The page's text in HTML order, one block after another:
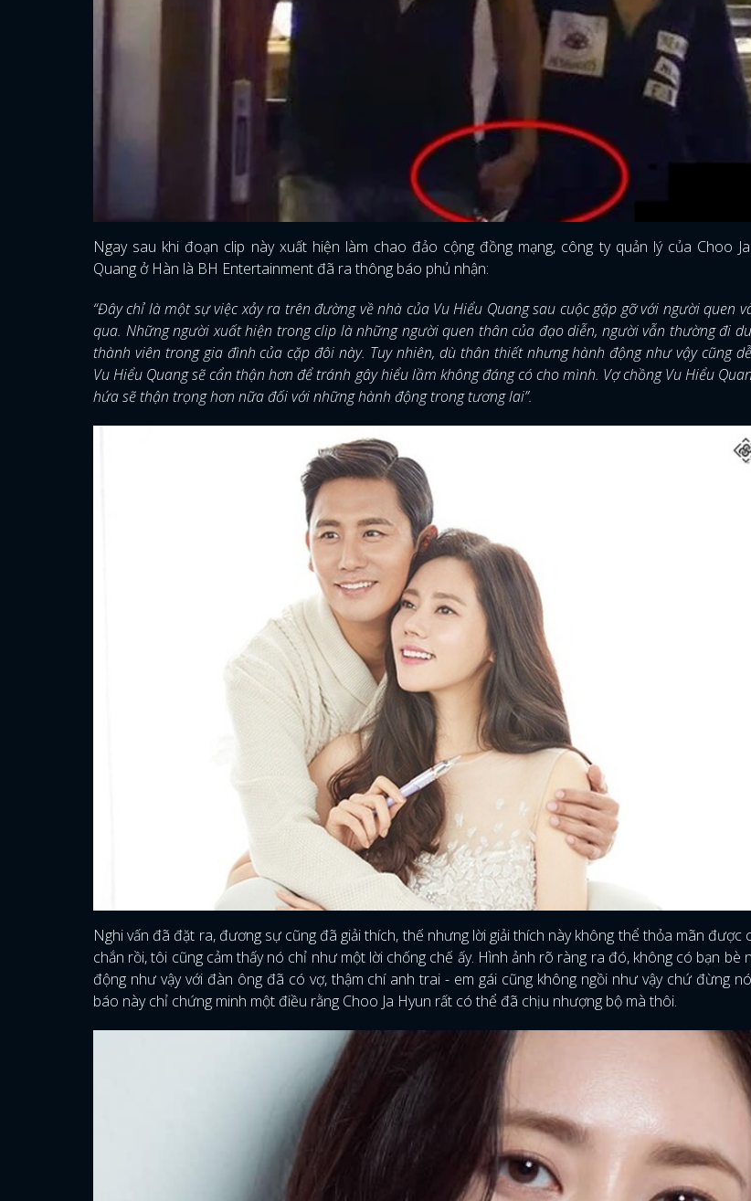
FACEBOOK GOOGLE
Ngay sau khi đoạn clip này xuất hiện làm chao đảo cộng đồng mạng, công ty quản lý của Choo
Quang ở Hàn là BH Entertainment đã ra thông báo phủ nhận:
“Đây chỉ là một sự việc xảy ra trên đường về nhà của Vu Hiểu Quang sau cuộc gặp gỡ với người quen
qua. Những người xuất hiện trong clip là những người quen thân của đạo diễn, người vẫn thường đi
thành viên trong gia đình của cặp đôi này. Tuy nhiên, dù thân thiết nhưng hành động như vậy cũng
Vu Hiểu Quang sẽ cẩn thận hơn để tránh gây hiểu lầm không đáng có cho mình. Vợ chồng Vu Hiểu
hứa sẽ thận trọng hơn nữa đối với những hành động trong tương lai”.
Nghi vấn đã đặt ra, đương sự cũng đã giải thích, thế nhưng lời giải thích này không thể thỏa mãn được
chắn rồi, tôi cũng cảm thấy nó chỉ như một lời chống chế ấy. Hình ảnh rõ ràng ra đó, không có bạn bè
động như vậy với đàn ông đã có vợ, thậm chí anh trai - em gái cũng không ngồi như vậy chứ đừng
báo này chỉ chứng minh một điều rằng Choo Ja Hyun rất có thể đã chịu nhượng bộ mà thôi.